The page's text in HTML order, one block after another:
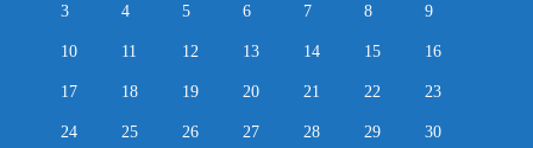
3 4 5 6 7 8 9
10 11 12 13 14 15 16
17 18 19 20 21 22 23
24 25 26 27 28 29 30